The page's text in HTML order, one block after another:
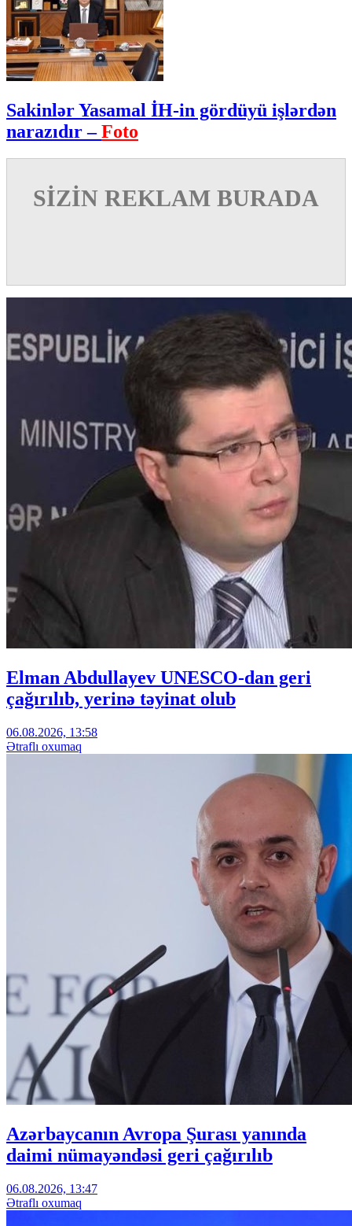
Sakinlər Yasamal İH-in gördüyü işlərdən
narazıdır –Foto
SİZİN REKLAM BURADA
Elman Abdullayev UNESCO-dan geri
çağırılıb, yerinə təyinat olub
06.08.2026, 13:58
Ətraflı oxumaq
Azərbaycanın Avropa Şurası yanında
daimi nümayəndəsi geri çağırılıb
06.08.2026, 13:47
Ətraflı oxumaq